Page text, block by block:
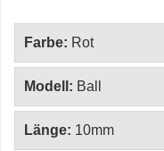
Farbe: Rot
Modell: Ball
Länge: 10mm